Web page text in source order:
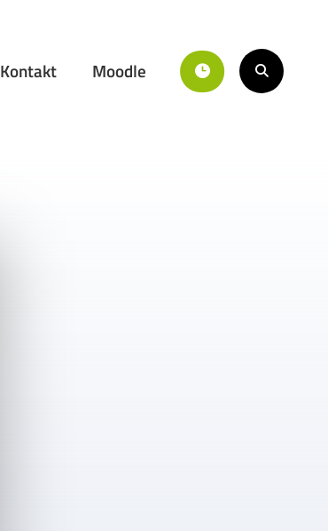
Kontakt Moodle